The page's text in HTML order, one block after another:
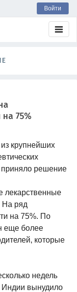
Войти
75%
крупнейших
решение
лекарственные
На ряд
на 75%. По
еще более
которые
недель
Индии вынудило